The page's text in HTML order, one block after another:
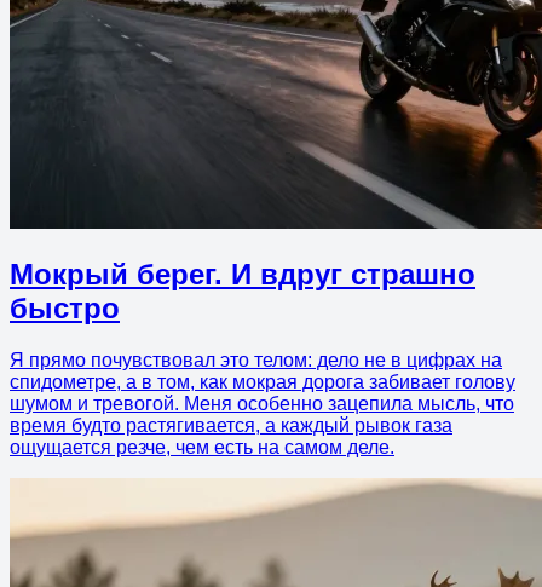
Мокрый берег. И вдруг страшно
быстро
Я прямо почувствовал это телом: дело не в цифрах на
спидометре, а в том, как мокрая дорога забивает голову
шумом и тревогой. Меня особенно зацепила мысль, что
время будто растягивается, а каждый рывок газа
ощущается резче, чем есть на самом деле.